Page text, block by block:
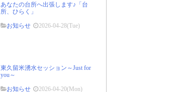
あなたの台所へ出張します♪「台
所、ひらく」
お知らせ
2026-04-28(Tue)
東久留米湧水セッション～Just for
you～
お知らせ
2026-04-20(Mon)